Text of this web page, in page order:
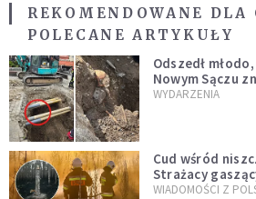
REKOMENDOWANE
POLECANE ARTYKUŁY
Odszedł
Nowym Sączu
mężczyzny z
WYDARZENIA
Cud wśród
Strażacy
opublikowali
WIADOMOŚCI Z